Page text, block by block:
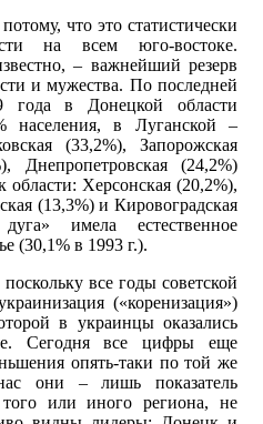
что это статистически
на всем юго-востоке.
– важнейший резерв
и мужества. По последней
года в Донецкой области
населения, в Луганской –
(33,2%), Запорожская
Днепропетровская (24,2%)
области: Херсонская (20,2%),
(13,3%) и Кировоградская
имела естественное
(30,1% в 1993 г.).
все годы советской
(«коренизация»)
в украинцы оказались
Сегодня все цифры еще
опять-таки по той же
они – лишь показатель
того или иного региона, не